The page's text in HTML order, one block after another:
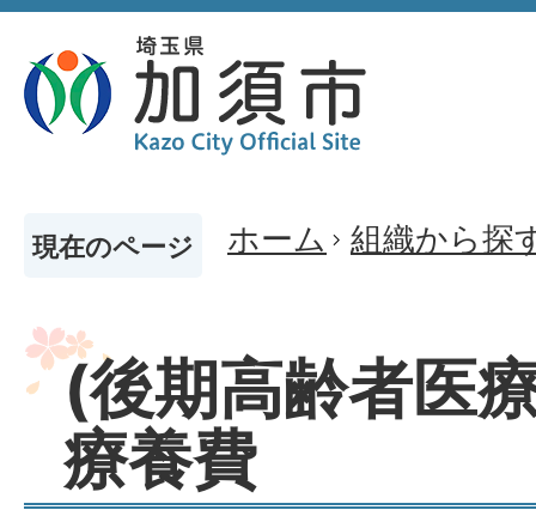
現在のページ ホーム 組織から探
(後期高齢者医
療養費